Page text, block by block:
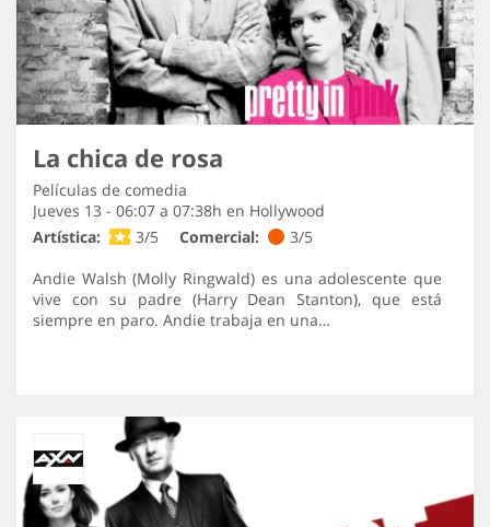
La chica de rosa
Películas de comedia
Jueves 13 - 06:07 a 07:38h en Hollywood
Artística:
3/5 Comercial:
3/5
Andie Walsh (Molly Ringwald) es una adolescente que
vive con su padre (Harry Dean Stanton), que está
siempre en paro. Andie trabaja en una…